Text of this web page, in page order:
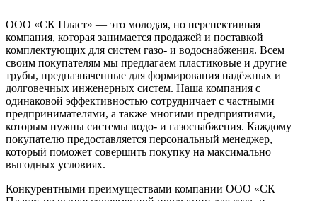
ООО «СК Пласт» — это молодая, но перспективная
компания, которая занимается продажей и поставкой
комплектующих для систем газо- и водоснабжения. Всем
своим покупателям мы предлагаем пластиковые и другие
трубы, предназначенные для формирования надёжных и
долговечных инженерных систем. Наша компания с
одинаковой эффективностью сотрудничает с частными
предпринимателями, а также многими предприятиями,
которым нужны системы водо- и газоснабжения. Каждому
покупателю предоставляется персональный менеджер,
который поможет совершить покупку на максимально
выгодных условиях.
Конкурентными преимуществами компании ООО «СК